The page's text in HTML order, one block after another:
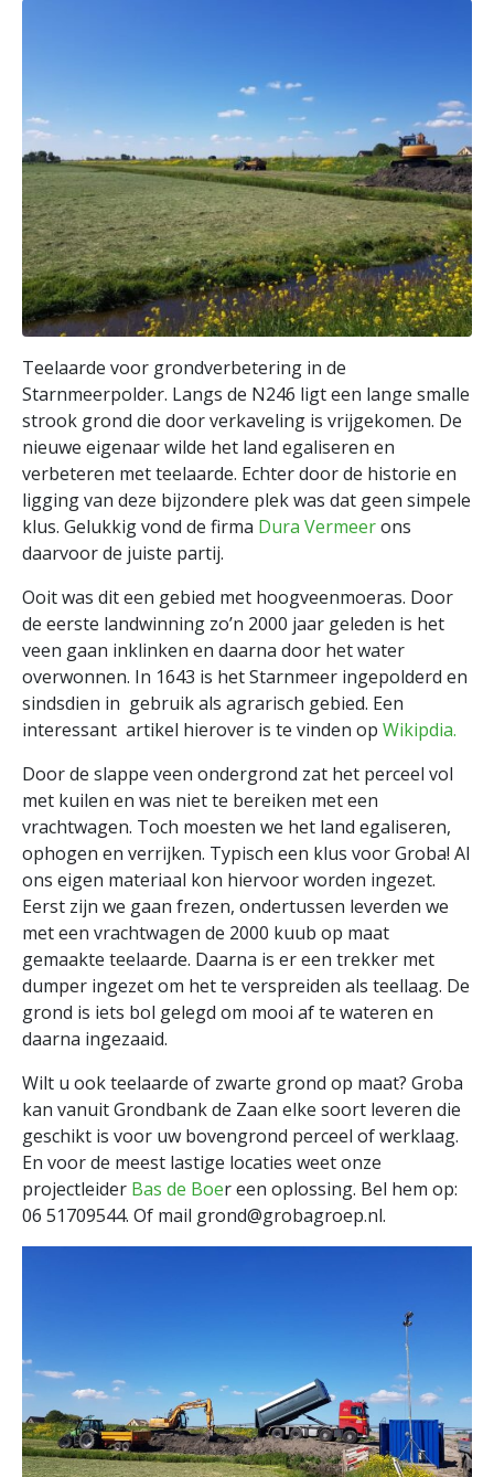
Teelaarde voor grondverbetering in de
Starnmeerpolder. Langs de N246 ligt een lange smalle
strook grond die door verkaveling is vrijgekomen. De
nieuwe eigenaar wilde het land egaliseren en
verbeteren met teelaarde. Echter door de historie en
ligging van deze bijzondere plek was dat geen simpele
klus. Gelukkig vond de firma Dura Vermeerons
daarvoor de juiste partij.
Ooit was dit een gebied met hoogveenmoeras. Door
de eerste landwinning zo’n 2000 jaar geleden is het
veen gaan inklinken en daarna door het water
overwonnen. In 1643 is het Starnmeer ingepolderd en
sindsdien in gebruik als agrarisch gebied. Een
interessant artikel hierover is te vinden op Wikipdia.
Door de slappe veen ondergrond zat het perceel vol
met kuilen en was niet te bereiken met een
vrachtwagen. Toch moesten we het land egaliseren,
ophogen en verrijken. Typisch een klus voor Groba! Al
ons eigen materiaal kon hiervoor worden ingezet.
Eerst zijn we gaan frezen, ondertussen leverden we
met een vrachtwagen de 2000 kuub op maat
gemaakte teelaarde. Daarna is er een trekker met
dumper ingezet om het te verspreiden als teellaag. De
grond is iets bol gelegd om mooi af te wateren en
daarna ingezaaid.
Wilt u ook teelaarde of zwarte grond op maat? Groba
kan vanuit Grondbank de Zaan elke soort leveren die
geschikt is voor uw bovengrond perceel of werklaag.
En voor de meest lastige locaties weet onze
projectleider Bas de Boer een oplossing. Bel hem op:
06 51709544. Of mail grond@grobagroep.nl.